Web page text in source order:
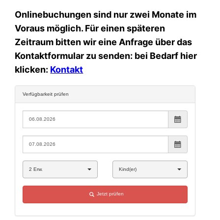
Onlinebuchungen sind nur zwei Monate im
Voraus möglich. Für einen späteren
Zeitraum bitten wir eine Anfrage über das
Kontaktformular zu senden: bei Bedarf hier
klicken: Kontakt